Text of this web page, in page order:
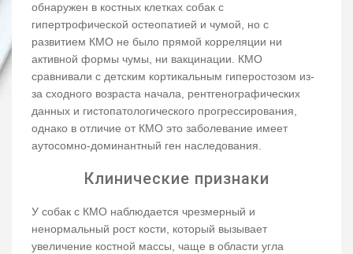
обнаружен в костных клетках собак с
гипертрофической остеопатией и чумой, но с
развитием КМО не было прямой корреляции ни
активной формы чумы, ни вакцинации. КМО
сравнивали с детским кортикальным гиперостозом из-
за сходного возраста начала, рентгенографических
данных и гистопатологического прогрессирования,
однако в отличие от КМО это заболевание имеет
аутосомно-доминантный ген наследования.
Клинические признаки
У собак с КМО наблюдается чрезмерный и
ненормальный рост кости, который вызывает
увеличение костной массы, чаще в области угла